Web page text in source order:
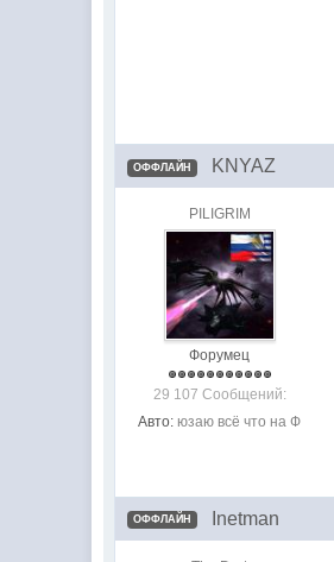
ОФФЛАЙН KNYAZ
PILIGRIM
Форумец
29 107 Сообщений:
Авто: юзаю всё что на Ф
ОФФЛАЙН Inetman